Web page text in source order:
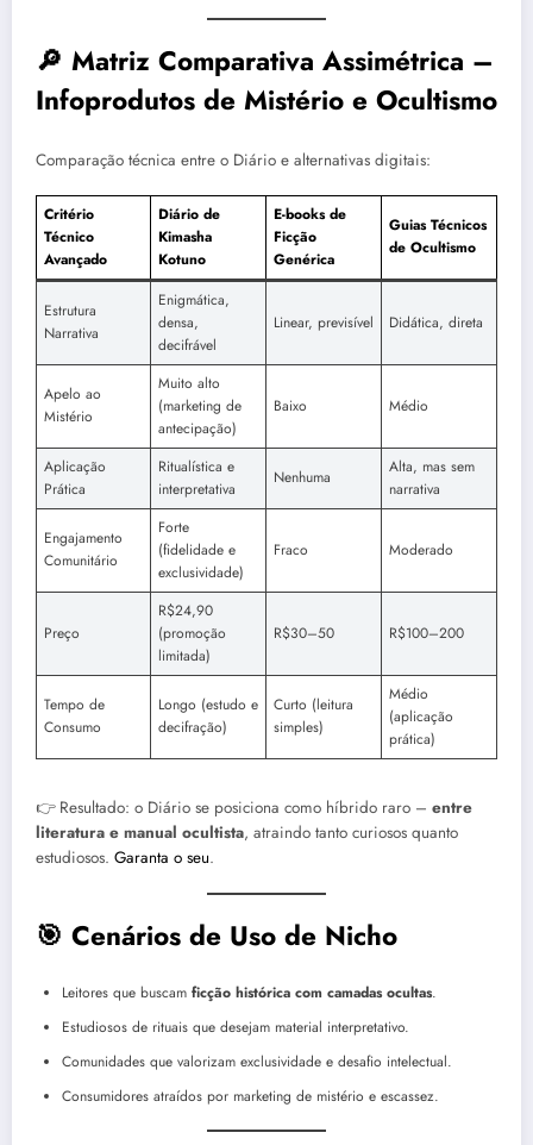
🔎 Matriz Comparativa Assimétrica –
Infoprodutos de Mistério e Ocultismo
Comparação técnica entre o Diário e alternativas digitais:
Critério
Técnico
Avançado
Diário de
Kimasha
Kotuno
E-books de
Ficção
Genérica
Guias Técnicos
de Ocultismo
Estrutura
Narrativa
Enigmática,
densa,
decifrável
Linear, previsível Didática, direta
Apelo ao
Mistério
Muito alto
(marketing de
antecipação)
Baixo Médio
Aplicação
Prática
Ritualística e
interpretativa
Nenhuma
Alta, mas sem
narrativa
Engajamento
Comunitário
Forte
(fidelidade e
exclusividade)
Fraco Moderado
Preço
R$24,90
(promoção
limitada)
R$30–50 R$100–200
Tempo de
Consumo
Longo (estudo e
decifração)
Curto (leitura
simples)
Médio
(aplicação
prática)
👉 Resultado: o Diário se posiciona como híbrido raro – entre
literatura e manual ocultista, atraindo tanto curiosos quanto
estudiosos. Garanta o seu.
🎯 Cenários de Uso de Nicho
Leitores que buscam ficção histórica com camadas ocultas.
Estudiosos de rituais que desejam material interpretativo.
Comunidades que valorizam exclusividade e desafio intelectual.
Consumidores atraídos por marketing de mistério e escassez.